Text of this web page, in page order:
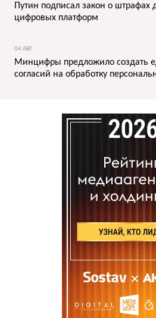
Путин подписал закон о штрафах
цифровых платформ
04 АВГ
Минцифры предложило создать
согласий на обработку